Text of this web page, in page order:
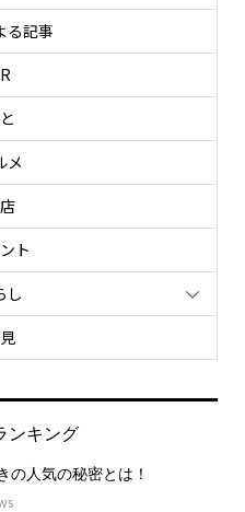
る記事
メ
ト
し
ンキング
の人気の秘密とは！